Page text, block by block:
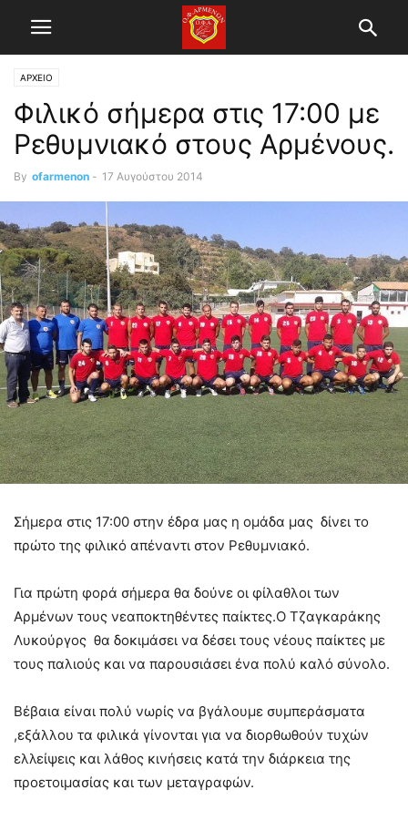
ΑΡΧΕΙΟ
Φιλικό σήμερα στις 17:00 με
Ρεθυμνιακό στους Αρμένους.
By ofarmenon - 17 Αυγούστου 2014
Σήμερα στις 17:00 στην έδρα μας η ομάδα μας δίνει το
πρώτο της φιλικό απέναντι στον Ρεθυμνιακό.
Για πρώτη φορά σήμερα θα δούνε οι φίλαθλοι των
Αρμένων τους νεαποκτηθέντες παίκτες.Ο Τζαγκαράκης
Λυκούργος θα δοκιμάσει να δέσει τους νέους παίκτες με
τους παλιούς και να παρουσιάσει ένα πολύ καλό σύνολο.
Βέβαια είναι πολύ νωρίς να βγάλουμε συμπεράσματα
,εξάλλου τα φιλικά γίνονται για να διορθωθούν τυχών
ελλείψεις και λάθος κινήσεις κατά την διάρκεια της
προετοιμασίας και των μεταγραφών.